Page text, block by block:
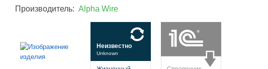
Производитель: Alpha Wire